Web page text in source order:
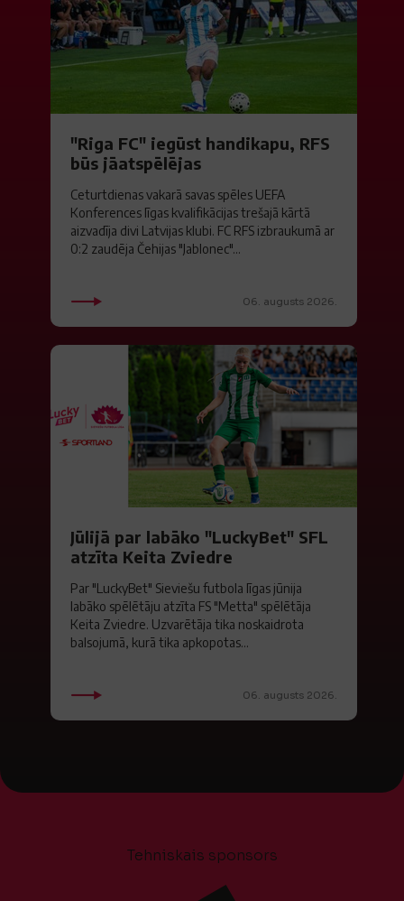
"Riga FC" iegūst handikapu, RFS
būs jāatspēlējas
Ceturtdienas vakarā savas spēles UEFA
Konferences līgas kvalifikācijas trešajā kārtā
aizvadīja divi Latvijas klubi. FC RFS izbraukumā ar
0:2 zaudēja Čehijas "Jablonec"...
06. augusts 2026.
Jūlijā par labāko "LuckyBet" SFL
atzīta Keita Zviedre
Par "LuckyBet" Sieviešu futbola līgas jūnija
labāko spēlētāju atzīta FS "Metta" spēlētāja
Keita Zviedre. Uzvarētāja tika noskaidrota
balsojumā, kurā tika apkopotas...
06. augusts 2026.
Tehniskais sponsors